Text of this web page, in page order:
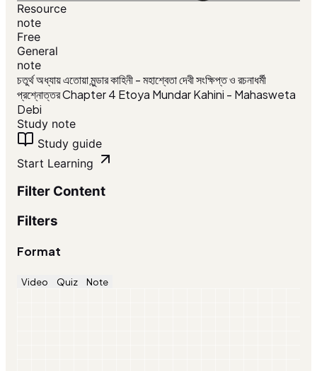
Resource
note
Free
General
note
চতুর্থ অধ্যায় এতোয়া মুন্ডার কাহিনী - মহাশ্বেতা দেবী সংক্ষিপ্ত ও রচনাধর্মী
প্রশ্নোত্তর Chapter 4 Etoya Mundar Kahini - Mahasweta
Debi
Study note
Study guide
Start Learning
Filter Content
Filters
Format
Video Quiz Note